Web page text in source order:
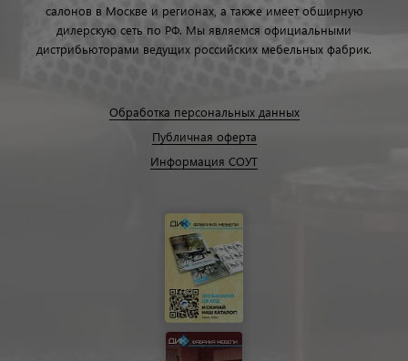
салонов в Москве и регионах, а также имеет обширную
дилерскую сеть по РФ. Мы являемся официальными
дистрибьюторами ведущих российских мебельных фабрик.
Обработка персональных данных
Публичная оферта
Информация СОУТ